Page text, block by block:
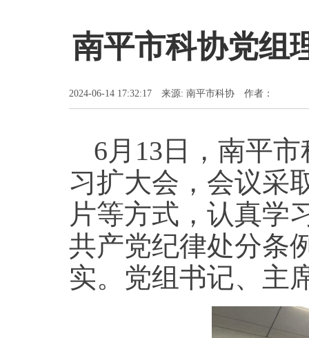
南平市科协党组
2024-06-14 17:32:17 来源: 南平市科协 作者：
6月13日，南平
习扩大会，会议采
片等方式，认真学
共产党纪律处分条
实。党组书记、主